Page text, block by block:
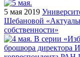
5 мая 2019
Шебановой
собственности»